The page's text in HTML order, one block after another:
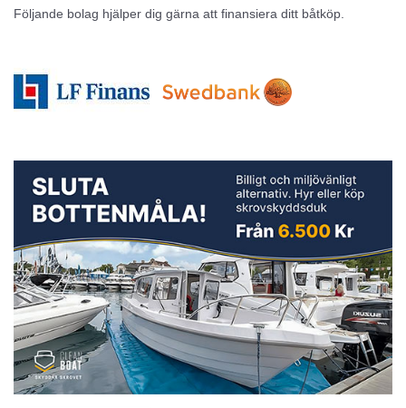
Följande bolag hjälper dig gärna att finansiera ditt båtköp.